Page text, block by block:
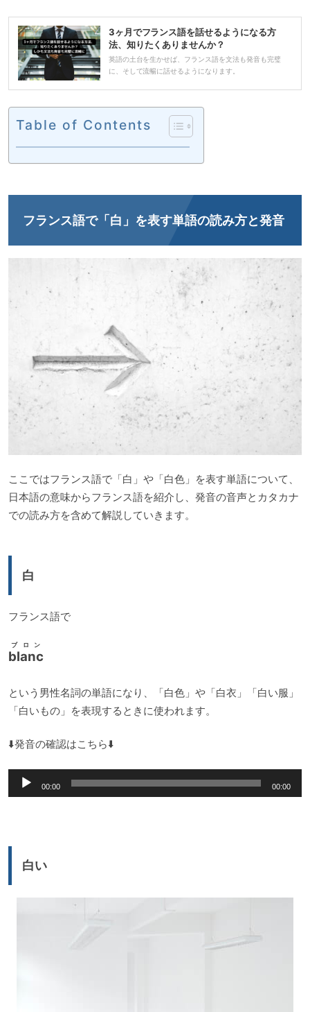
3ヶ月でフランス語を話せるようになる方
法、知りたくありませんか？
英語の土台を生かせば、フランス語を文法も発音も完璧
に、そして流暢に話せるようになります。
Table of Contents
フランス語で「白」を表す単語の読み方と発音
ここではフランス語で「白」や「白色」を表す単語について、
日本語の意味からフランス語を紹介し、発音の音声とカタカナ
での読み方を含めて解説していきます。
白
フランス語で
blanc
ブロン
という男性名詞の単語になり、「白色」や「白衣」「白い服」
「白いもの」を表現するときに使われます。
⬇️発音の確認はこちら⬇️
声
ー
00:00 00:00
白い